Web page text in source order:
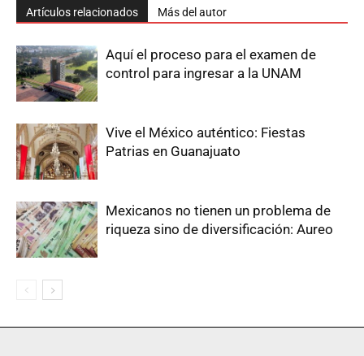
Artículos relacionados Más del autor
Aquí el proceso para el examen de
control para ingresar a la UNAM
Vive el México auténtico: Fiestas
Patrias en Guanajuato
Mexicanos no tienen un problema de
riqueza sino de diversificación: Aureo